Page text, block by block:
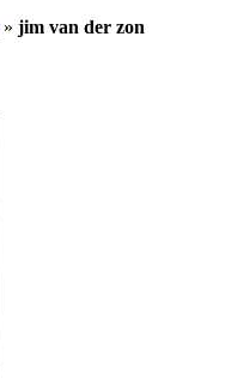
» jim van der zon